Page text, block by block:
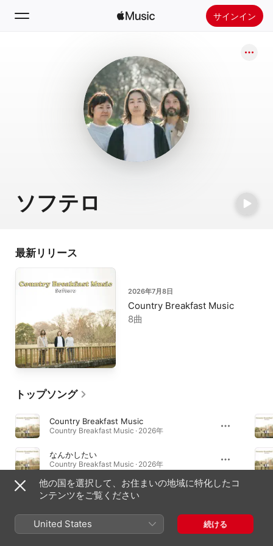
サインイン
新着おすすめ
Apple Musicをインストール
ソフテロ
最新リリース
2026年7月8日
Country Breakfast Music
8曲
トップソング
Country Breakfast Music
Country Breakfast Music · 2026年
なんかしたい
Country Breakfast Music · 2026年
九月のブレンド
Country Breakfast Music · 2026年
他の国を選択して、お住まいの地域に特化したコ
ンテンツをご覧ください
United States 続ける